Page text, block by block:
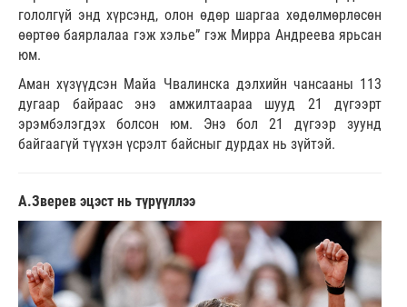
гололгүй энд хүрсэнд, олон өдөр шаргаа хөдөлмөрлөсөн
өөртөө баярлалаа гэж хэлье” гэж Мирра Андреева ярьсан
юм.
Аман хүзүүдсэн Майа Чвалинска дэлхийн чансааны 113
дугаар байраас энэ амжилтаараа шууд 21 дүгээрт
эрэмбэлэгдэх болсон юм. Энэ бол 21 дүгээр зуунд
байгаагүй түүхэн үсрэлт байсныг дурдах нь зүйтэй.
А.Зверев эцэст нь түрүүллээ